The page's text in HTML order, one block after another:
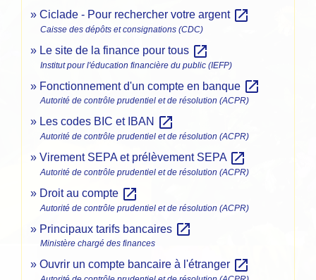
Ciclade - Pour rechercher votre argent open_in_new
Caisse des dépôts et consignations (CDC)
Le site de la finance pour tous open_in_new
Institut pour l'éducation financière du public (IEFP)
Fonctionnement d'un compte en banque open_in_new
Autorité de contrôle prudentiel et de résolution (ACPR)
Les codes BIC et IBAN open_in_new
Autorité de contrôle prudentiel et de résolution (ACPR)
Virement SEPA et prélèvement SEPA open_in_new
Autorité de contrôle prudentiel et de résolution (ACPR)
Droit au compte open_in_new
Autorité de contrôle prudentiel et de résolution (ACPR)
Principaux tarifs bancaires open_in_new
Ministère chargé des finances
Ouvrir un compte bancaire à l'étranger open_in_new